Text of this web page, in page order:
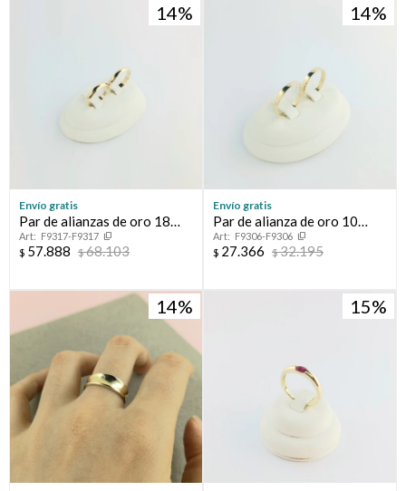
14
Envío gratis
Par de alianzas de oro 18
ktes, BOMBE.
F9317-F9317
$ 57.888 $68.103
14
Envío gratis
Par de alianza de oro 10
ktes, CINTA.
F9306-F9306
$ 27.366 $32.195
14 15